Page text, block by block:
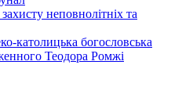
неповнолітніх та
католицька богословська
Теодора Ромжі